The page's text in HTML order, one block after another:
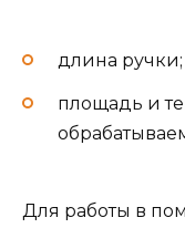
длина ручки;
площадь и
Для работы в